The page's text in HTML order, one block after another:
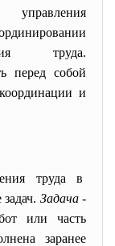
управления
труда.
перед собой
и
труда в
Задача-
или часть
заранее